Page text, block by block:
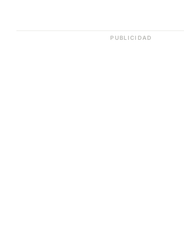
PUBLICIDAD